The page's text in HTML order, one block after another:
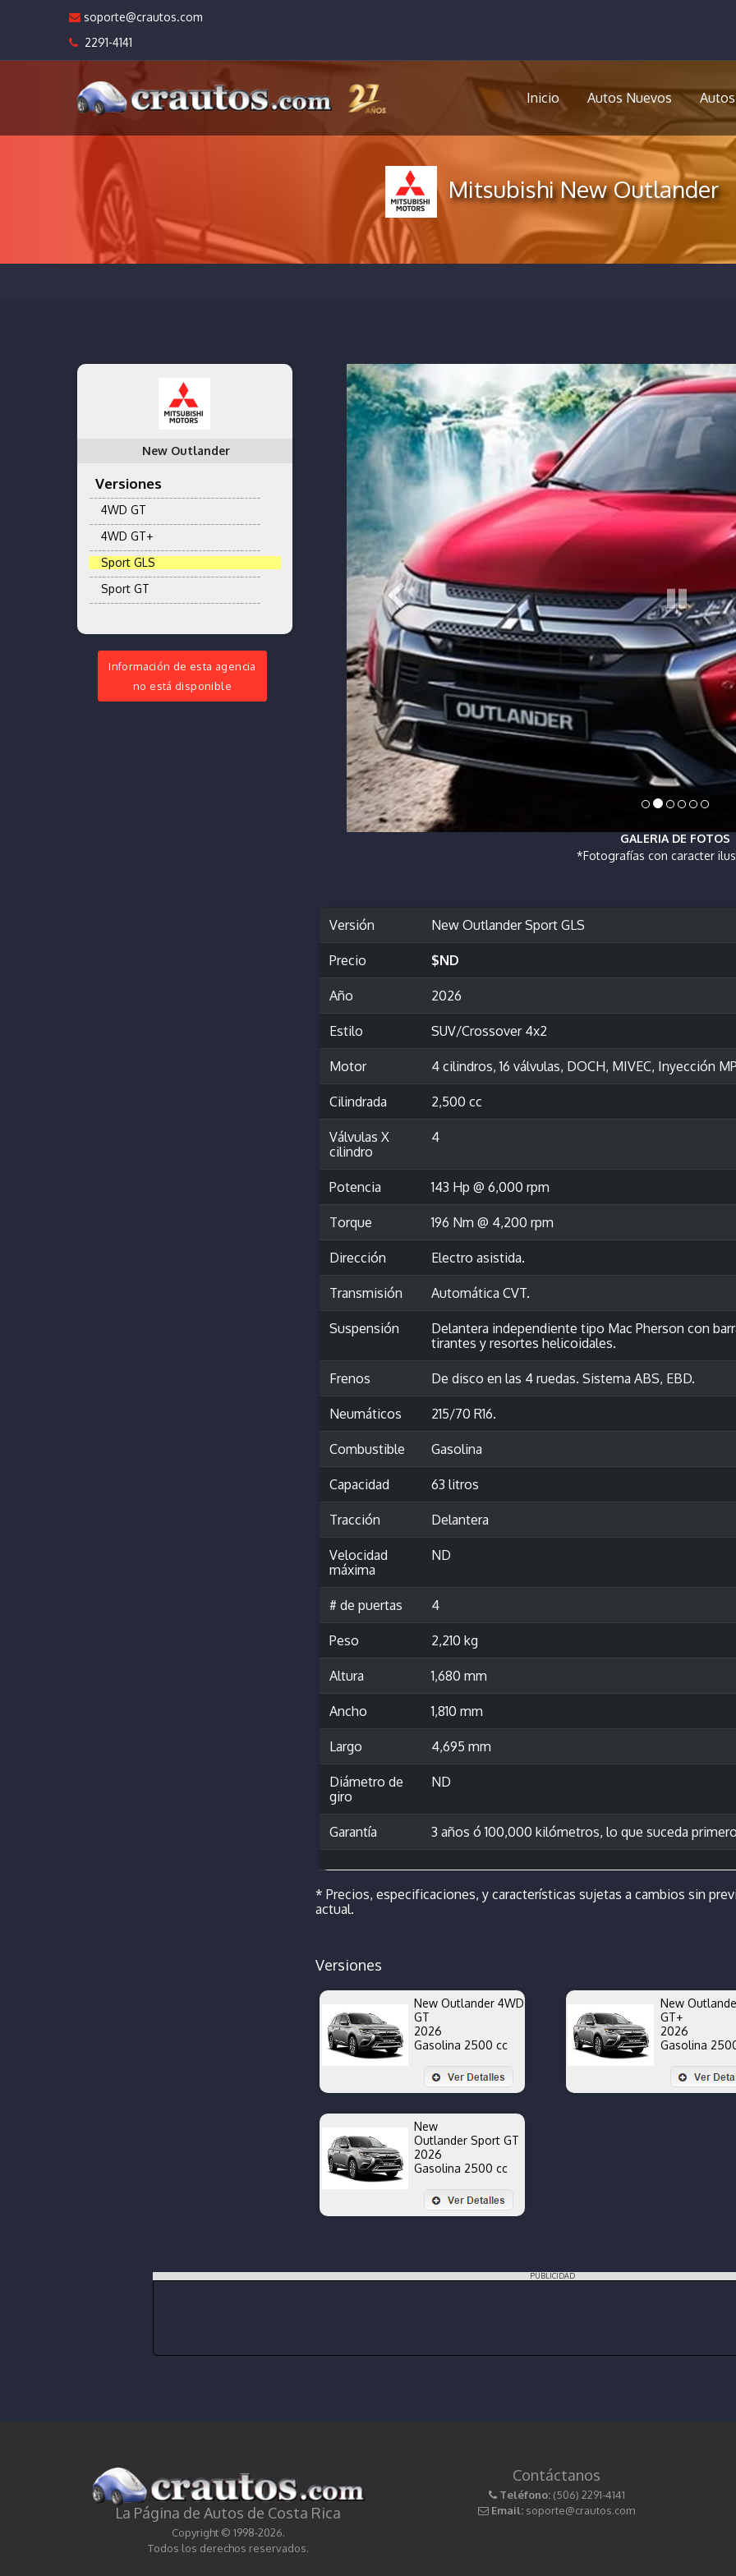
soporte@crautos.com
2291-4141
Inicio Autos Nuevos
Mitsubishi New Outlander
New Outlander
Versiones
4WD GT
4WD GT+
Sport GLS
Sport GT
Información de esta agencia
no está disponible
GALERIA DE FOTOS
*Fotografías con caracter
Versión New Outlander Sport GLS
Precio $ND
Año 2026
Estilo SUV/Crossover 4x2
Motor 4 cilindros, 16 válvulas, DOCH, MIVEC, Inyección
Cilindrada 2,500 cc
Válvulas X
cilindro
4
Potencia 143 Hp @ 6,000 rpm
Torque 196 Nm @ 4,200 rpm
Dirección Electro asistida.
Transmisión Automática CVT.
Suspensión
Delantera independiente tipo Mac Pherson con
tirantes y resortes helicoidales.
Frenos De disco en las 4 ruedas. Sistema ABS, EBD.
Neumáticos 215/70 R16.
Combustible Gasolina
Capacidad 63 litros
Tracción Delantera
Velocidad
máxima
ND
# de puertas 4
Peso 2,210 kg
Altura 1,680 mm
Ancho 1,810 mm
Largo 4,695 mm
Diámetro de
giro
ND
Garantía 3 años ó 100,000 kilómetros, lo que suceda
* Precios, especificaciones, y características sujetas a cambios sin
actual.
Versiones
New Outlander 4WD
GT
2026
Gasolina 2500 cc
New
GT+
2026
Gasolina
New
Outlander Sport GT
2026
Gasolina 2500 cc
PUBLICIDAD
La Página de Autos de Costa Rica
Copyright © 1998-2026.
Todos los derechos reservados.
Contáctanos
Teléfono: (506) 2291-4141
Email: soporte@crautos.com